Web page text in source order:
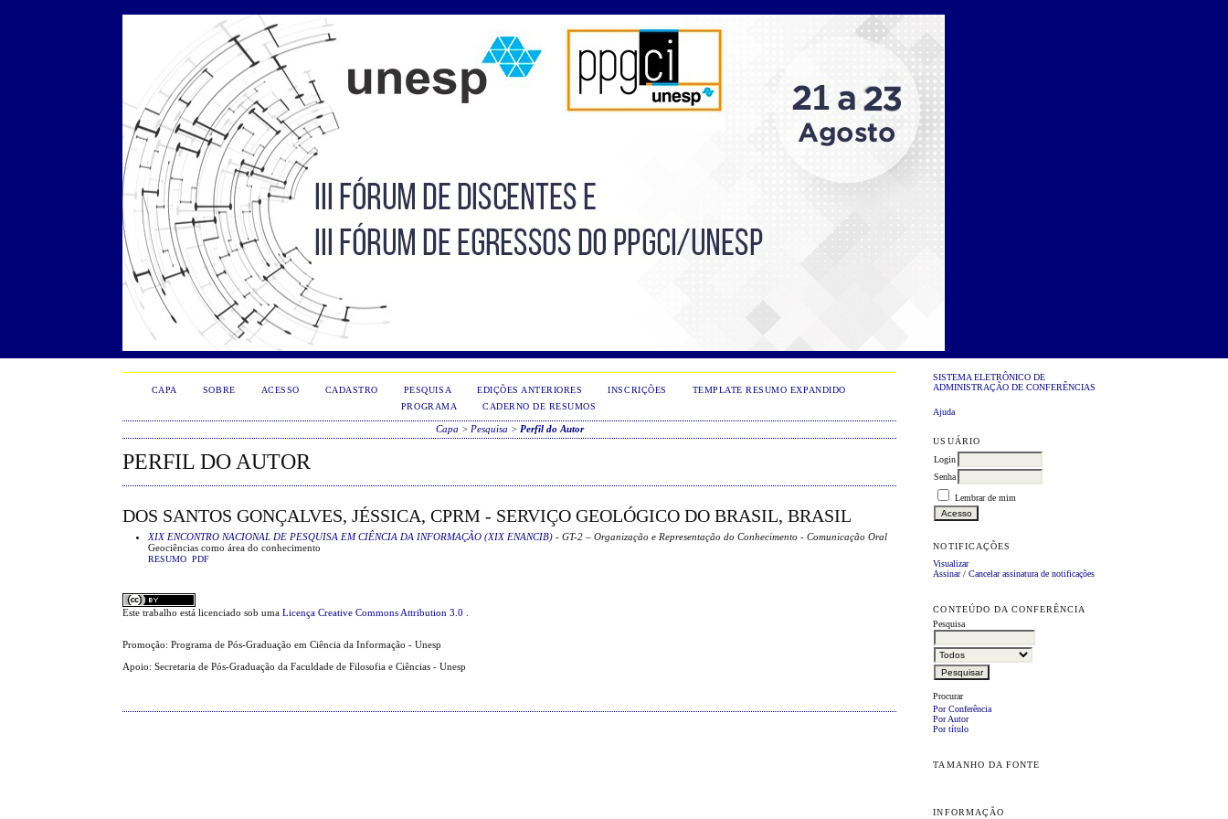
SISTEMA ELETRÔNICO DE
ADMINISTRAÇÃO DE CONFERÊNCIAS
Ajuda
USUÁRIO
Login
Senha
Lembrar de mim
NOTIFICAÇÕES
Visualizar
Assinar/Cancelar assinatura de notificações
CONTEÚDO DA CONFERÊNCIA
Pesquisa
Procurar
Por Conferência
Por Autor
Por título
TAMANHO DA FONTE
INFORMAÇÃO
CAPA SOBRE ACESSO CADASTRO PESQUISA EDIÇÕES ANTERIORES INSCRIÇÕES
TEMPLATE RESUMO EXPANDIDO
PROGRAMA
CADERNO DE RESUMOS
Capa > Pesquisa > Perfil do Autor
PERFIL DO AUTOR
DOS SANTOS GONÇALVES, JÉSSICA, CPRM - SERVIÇO GEOLÓGICO DO BRASIL, BRASIL
XIX ENCONTRO NACIONAL DE PESQUISA EM CIÊNCIA DA INFORMAÇÃO (XIX ENANCIB) - GT-2 – Organização e Representação do Conhecimento - Comunicação Oral
Geociências como área do conhecimento
RESUMO PDF
Este trabalho está licenciado sob umaLicença Creative Commons Attribution 3.0
Promoção: Programa de Pós-Graduação em Ciência da Informação - Unesp
Apoio: Secretaria de Pós-Graduação da Faculdade de Filosofia e Ciências - Unesp